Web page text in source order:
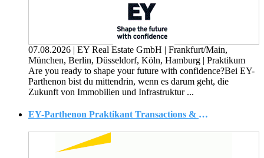
07.08.2026 | EY Real Estate GmbH | Frankfurt/Main,
München, Berlin, Düsseldorf, Köln, Hamburg | Praktikum
Are you ready to shape your future with confidence?Bei EY-
Parthenon bist du mittendrin, wenn es darum geht, die
Zukunft von Immobilien und Infrastruktur ...
EY-Parthenon Praktikant Transactions & Corporate Finance Valuation (w/m/d)